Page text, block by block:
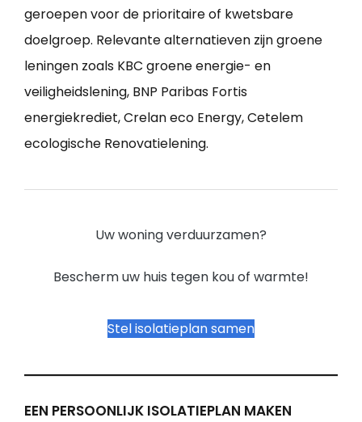
geroepen voor de prioritaire of kwetsbare
doelgroep. Relevante alternatieven zijn groene
leningen zoals KBC groene energie- en
veiligheidslening, BNP Paribas Fortis
energiekrediet, Crelan eco Energy, Cetelem
ecologische Renovatielening.
Uw woning verduurzamen?
Bescherm uw huis tegen kou of warmte!
Stel isolatieplan samen
EEN PERSOONLIJK ISOLATIEPLAN MAKEN